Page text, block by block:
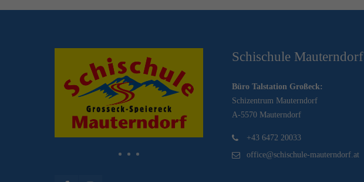
Schischule Mauterndorf
Büro Talstation Großeck:
Schizentrum Mauterndorf
A-5570 Mauterndorf
+43 6472 20033
office@schischule-mauterndorf.at